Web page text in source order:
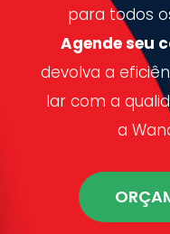
para todos
Agende seu
devolva a
lar com a
a